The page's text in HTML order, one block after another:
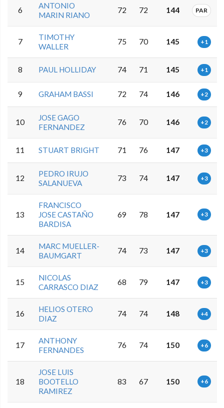
6
ANTONIO
MARIN RIANO
72 72 144 PAR
7
TIMOTHY
WALLER
75 70 145 +1
8 PAUL HOLLIDAY 74 71 145 +1
9 GRAHAM BASSI 72 74 146 +2
10
JOSE GAGO
FERNANDEZ
76 70 146 +2
11 STUART BRIGHT 71 76 147 +3
12
PEDRO IRUJO
SALANUEVA
73 74 147 +3
13
FRANCISCO
JOSE CASTAÑO
BARDISA
69 78 147 +3
14
MARC MUELLER-
BAUMGART
74 73 147 +3
15
NICOLAS
CARRASCO DIAZ
68 79 147 +3
16
HELIOS OTERO
DIAZ
74 74 148 +4
17
ANTHONY
FERNANDES
76 74 150 +6
18
JOSE LUIS
BOOTELLO
RAMIREZ
83 67 150 +6